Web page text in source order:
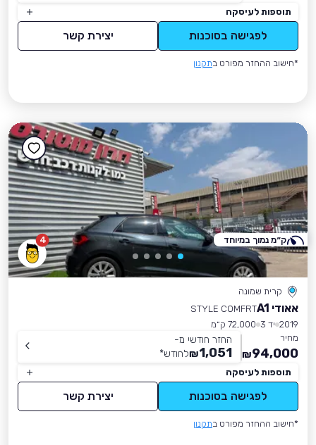
תוספות לעיסקה
לפגישה בסוכנות יצירת קשר
*חישוב ההחזר מפורט בתקנון
4
קרית שמונה
אאודי A1
STYLE COMFRT
2019 יד 3
72,000 ק״מ
מחיר
94,000
₪
החזר חודשי מ-
1,051
₪לחודש*
תוספות לעיסקה
לפגישה בסוכנות יצירת קשר
*חישוב ההחזר מפורט בתקנון
ק״מ נמוך במיוחד